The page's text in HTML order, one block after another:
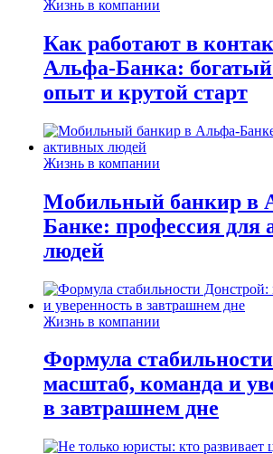
Жизнь в компании
Как работают в
Альфа-Банка:
опыт и крутой старт
Жизнь в компании
Мобильный банкир в
Банке: профессия для
людей
Жизнь в компании
Формула
масштаб, команда и
в завтрашнем дне